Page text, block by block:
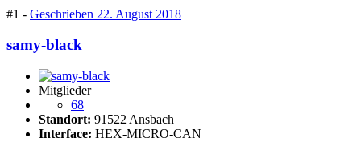
#1 - Geschrieben 22. August 2018
samy-black
Mitglieder
68
Standort: 91522 Ansbach
Interface: HEX-MICRO-CAN